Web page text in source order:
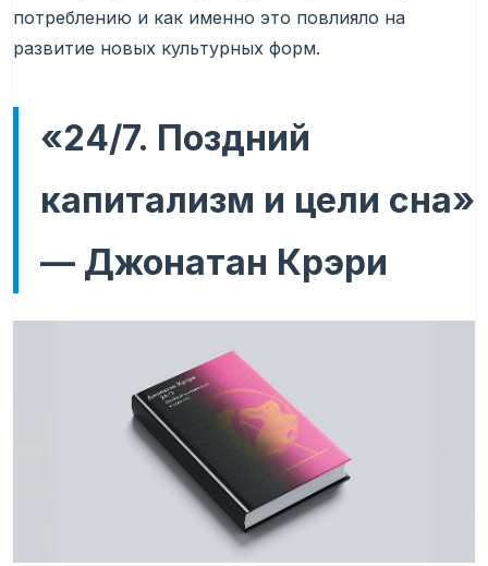
потреблению и как именно это повлияло на
развитие новых культурных форм.
«24/7. Поздний
капитализм и цели сна»
— Джонатан Крэри